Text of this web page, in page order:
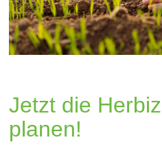
Jetzt die
planen!